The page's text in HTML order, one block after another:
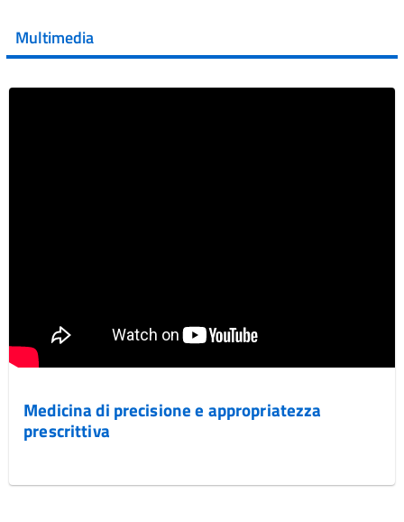
Vai al post →
Multimedia
Medicina di precisione e appropriatezza
prescrittiva